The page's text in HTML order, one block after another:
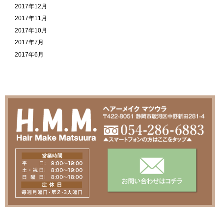
2017年12月
2017年11月
2017年10月
2017年7月
2017年6月